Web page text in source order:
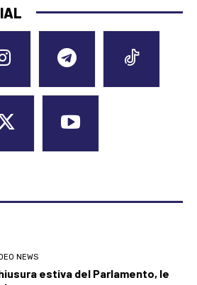
NEWS
estiva del Parlamento, le